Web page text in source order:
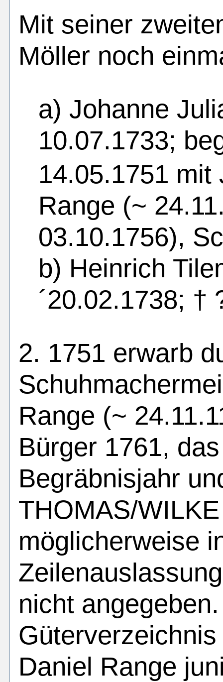
Mit seiner
Möller noch
a) Johanne
10.07.1733;
14.05.1751 mit
Range (~
03.10.1756),
b) Heinrich
´20.02.1738; †
2. 1751 erwarb
Range (~
Bürger 1761,
Begräbnisjahr
THOMAS/
möglicherweise
nicht
Daniel Range